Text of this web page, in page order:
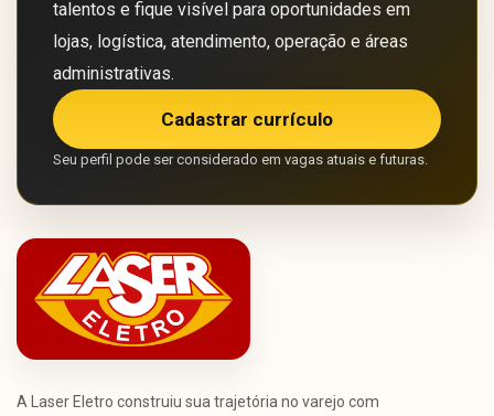
talentos e fique visível para oportunidades em
lojas, logística, atendimento, operação e áreas
administrativas.
Cadastrar currículo
Seu perfil pode ser considerado em vagas atuais e futuras.
A Laser Eletro construiu sua trajetória no varejo com